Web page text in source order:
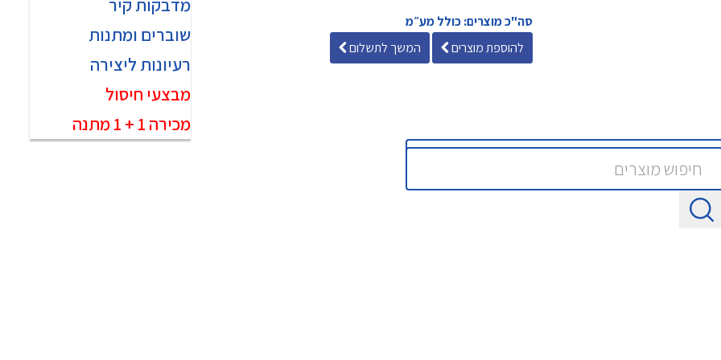
מדבקות קיר
שוברים ומתנות
מבצעי חיסול
רעיונות ליצירה
מכירה 1 + 1 מתנה
סה"כ מוצרים: כולל מע״מ
להוספת מוצרים
המשך לתשלום